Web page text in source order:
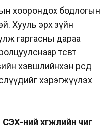
хоорондох бодлогын
Хууль эрх зүйн
гаргасны дараа
төсөвт
хэвшлийнхэн өөрсдөө
хэрэгжүүлэх
ний хөгжлийн чиг